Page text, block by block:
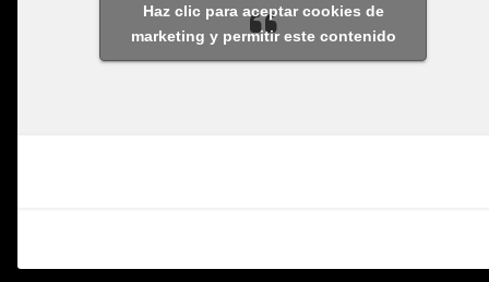
Haz clic para aceptar cookies de
marketing y permitir este contenido